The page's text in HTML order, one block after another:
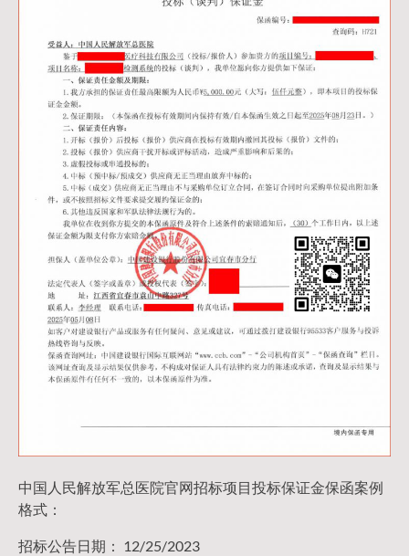
中国人民解放军总医院官网招标项目投标保证金保函案例
格式：
招标公告日期： 12/25/2023